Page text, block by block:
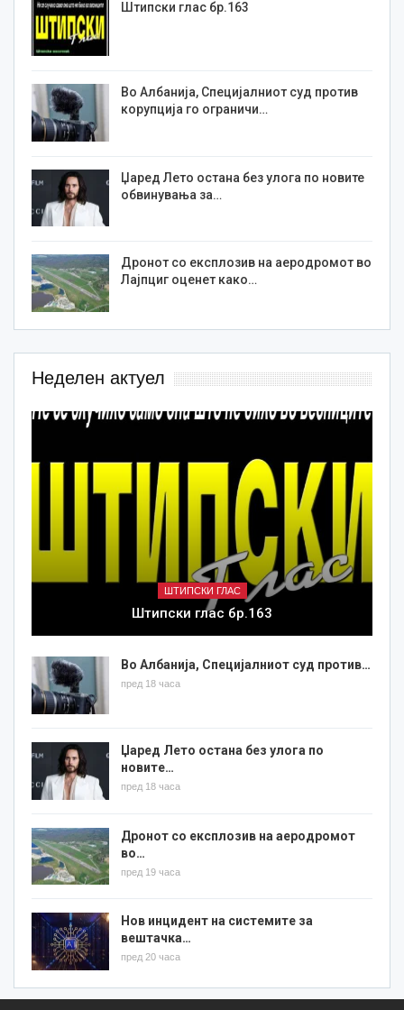
Штипски глас бр.163
Во Албанија, Специјалниот суд против
корупција го ограничи…
Џаред Лето остана без улога по новите
обвинувања за…
Дронот со експлозив на аеродромот во
Лајпциг оценет како…
Неделен актуел
ШТИПСКИ ГЛАС
Штипски глас бр.163
Во Албанија, Специјалниот суд против…
пред 18 часа
Џаред Лето остана без улога по
новите…
пред 18 часа
Дронот со експлозив на аеродромот
во…
пред 19 часа
Нов инцидент на системите за
вештачка…
пред 20 часа